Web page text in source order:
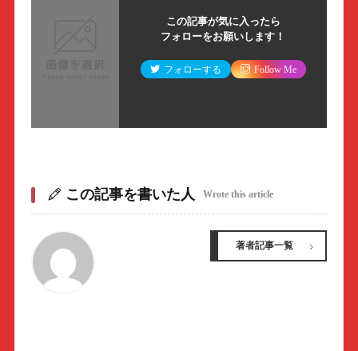
この記事が気に入ったら
フォローをお願いします！
フォローする Follow Me
この記事を書いた人 Wrote this article
著者記事一覧